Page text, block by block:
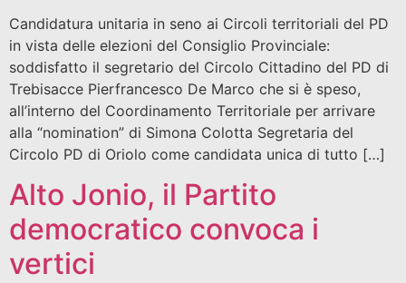
Candidatura unitaria in seno ai Circoli territoriali del PD
in vista delle elezioni del Consiglio Provinciale:
soddisfatto il segretario del Circolo Cittadino del PD di
Trebisacce Pierfrancesco De Marco che si è speso,
all’interno del Coordinamento Territoriale per arrivare
alla “nomination” di Simona Colotta Segretaria del
Circolo PD di Oriolo come candidata unica di tutto […]
Alto Jonio, il Partito
democratico convoca i
vertici